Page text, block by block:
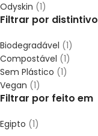
Odyskin (1)
Filtrar por distintivo
Biodegradável (1)
Compostável (1)
Sem Plástico (1)
Vegan (1)
Filtrar por feito em
Egipto (1)